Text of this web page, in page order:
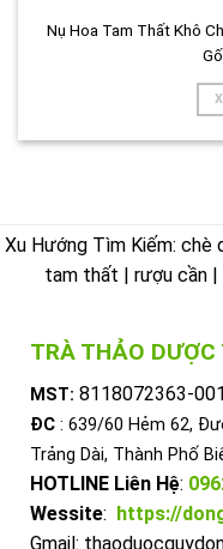
Nụ Hoa Tam Thất Khô
Xu Hướng Tìm Kiếm: chè
tam thất | rượu cần
TRÀ THẢO DƯỢC
MST: 8118072363-001
ĐC : 639/60 Hẻm 62,
Trảng Dài, Thành Phố
HOTLINE Liên Hệ:
Wessite: https://
Gmail: